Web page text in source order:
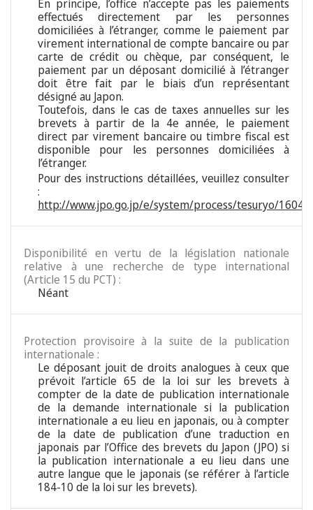
En principe, l’office n’accepte pas les paiements
effectués directement par les personnes
domiciliées à l’étranger, comme le paiement par
virement international de compte bancaire ou par
carte de crédit ou chèque, par conséquent, le
paiement par un déposant domicilié à l’étranger
doit être fait par le biais d’un représentant
désigné au Japon.
Toutefois, dans le cas de taxes annuelles sur les
brevets à partir de la 4e année, le paiement
direct par virement bancaire ou timbre fiscal est
disponible pour les personnes domiciliées à
l’étranger.
Pour des instructions détaillées, veuillez consulter
:
http://www.jpo.go.jp/e/system/process/tesuryo/
Disponibilité en vertu de la législation nationale
relative à une recherche de type international
(Article 15 du PCT) :
Néant
Protection provisoire à la suite de la publication
internationale :
Le déposant jouit de droits analogues à ceux que
prévoit l’article 65 de la loi sur les brevets à
compter de la date de publication internationale
de la demande internationale si la publication
internationale a eu lieu en japonais, ou à compter
de la date de publication d’une traduction en
japonais par l’Office des brevets du Japon (JPO) si
la publication internationale a eu lieu dans une
autre langue que le japonais (se référer à l’article
184-10 de la loi sur les brevets).